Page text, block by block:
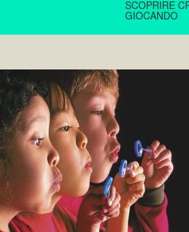
SCOPRIRE
GIOCANDO